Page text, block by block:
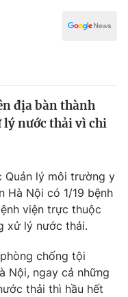
địa bàn thành
lý nước thải vì chi
Quản lý môi trường y
Hà Nội có 1/19 bệnh
viện trực thuộc
xử lý nước thải.
chống tội
Nội, ngay cả những
thải thì hầu hết